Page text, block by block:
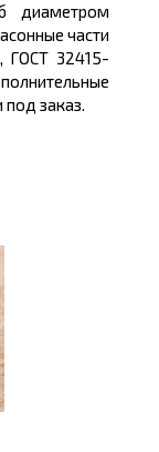
диаметром
части
ГОСТ 32415-
под заказ.